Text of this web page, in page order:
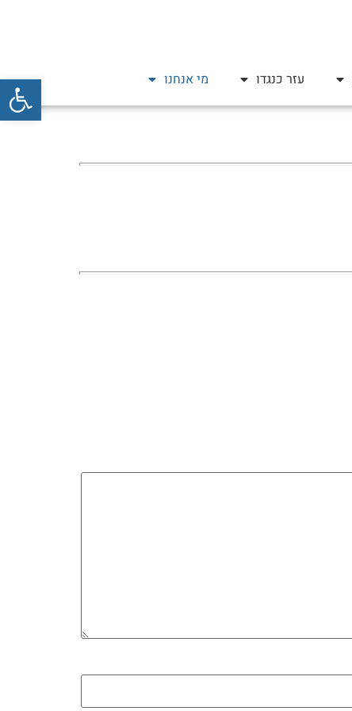
פתח עזר כנגדו מי אנחנו